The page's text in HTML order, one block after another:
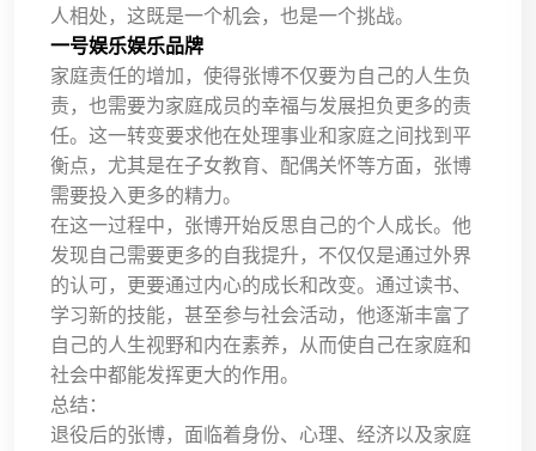
人相处，这既是一个机会，也是一个挑战。
一号娱乐娱乐品牌
家庭责任的增加，使得张博不仅要为自己的人生负
责，也需要为家庭成员的幸福与发展担负更多的责
任。这一转变要求他在处理事业和家庭之间找到平
衡点，尤其是在子女教育、配偶关怀等方面，张博
需要投入更多的精力。
在这一过程中，张博开始反思自己的个人成长。他
发现自己需要更多的自我提升，不仅仅是通过外界
的认可，更要通过内心的成长和改变。通过读书、
学习新的技能，甚至参与社会活动，他逐渐丰富了
自己的人生视野和内在素养，从而使自己在家庭和
社会中都能发挥更大的作用。
总结：
退役后的张博，面临着身份、心理、经济以及家庭